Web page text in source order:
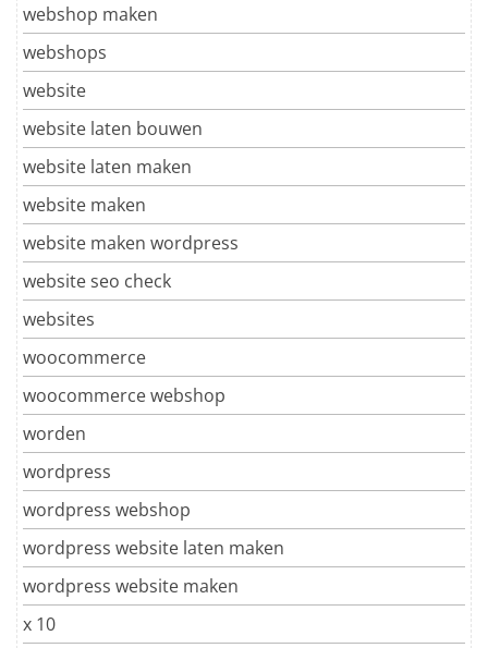
webshop maken
webshops
website
website laten bouwen
website laten maken
website maken
website maken wordpress
website seo check
websites
woocommerce
woocommerce webshop
worden
wordpress
wordpress webshop
wordpress website laten maken
wordpress website maken
x 10